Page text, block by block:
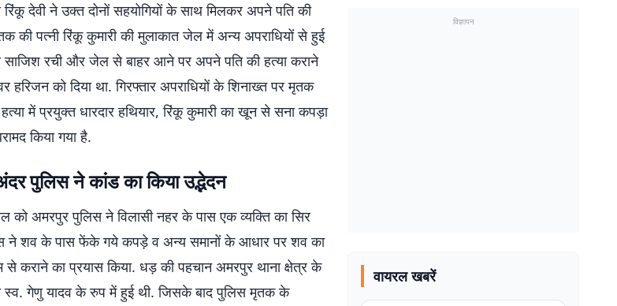
देवी ने उक्त दोनों सहयोगियों के साथ मिलकर अपने पति की
की पत्नी रिंकू कुमारी की मुलाकात जेल में अन्य अपराधियों से हुई
साजिश रची और जेल से बाहर आने पर अपने पति की हत्या कराने
को दिया था. गिरफ्तार अपराधियों के शिनाख्त पर मृतक
में प्रयुक्त धारदार हथियार, रिंकू कुमारी का खून से सना कपड़ा
किया गया है.
पुलिस ने कांड का किया उद्भेदन
को अमरपुर पुलिस ने विलासी नहर के पास एक व्यक्ति का सिर
ने शव के पास फेंके गये कपड़े व अन्य समानों के आधार पर शव का
से कराने का प्रयास किया. धड़ की पहचान अमरपुर थाना क्षेत्र के
स्व. गेणु यादव के रुप में हुई थी. जिसके बाद पुलिस मृतक के
विज्ञापन
वायरल खबरें